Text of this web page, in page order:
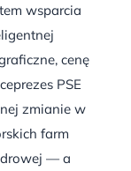
wsparcia
cenę
PSE
zmianie w
farm
— a